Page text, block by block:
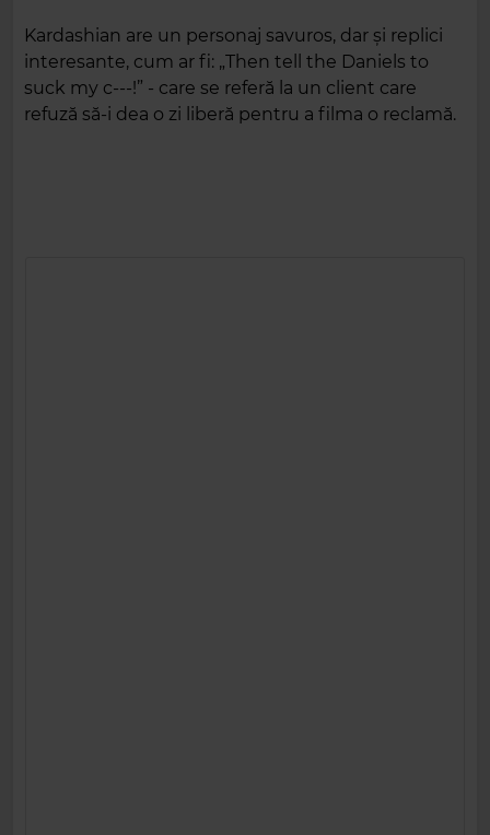
Kardashian are un personaj savuros, dar și replici
interesante, cum ar fi: „Then tell the Daniels to
suck my c---!” - care se referă la un client care
refuză să-i dea o zi liberă pentru a filma o reclamă.